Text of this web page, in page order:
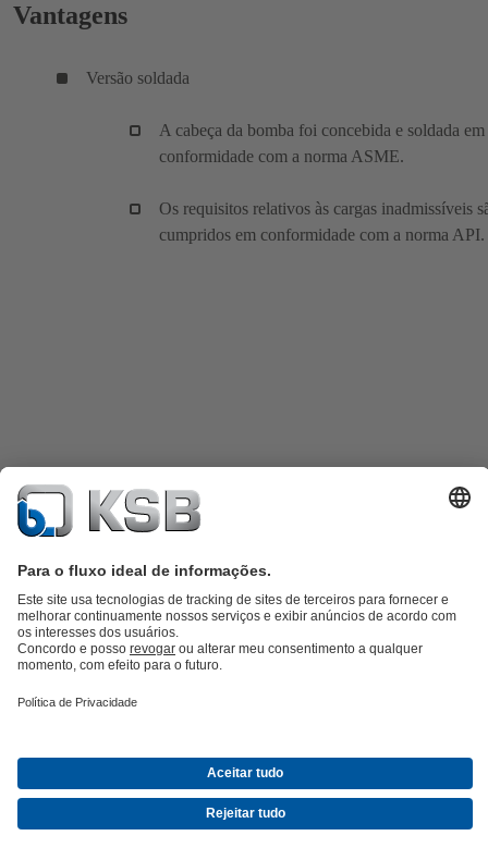
Vantagens
Versão soldada
A cabeça da bomba foi concebida e soldada em
conformidade com a norma ASME.
Os requisitos relativos às cargas inadmissíveis
cumpridos em conformidade com a norma API.
Catálogo de produtosKSB SupremeServ: peças sobressalentes
SupremeServ: assistência premium para bombas e válvulas
Águas ResiduaisAbastecimento de Água
KSB Portugal • Venha Conhecer-nos melhorEventosInformações
Técnicas e Notícias
Redes Sociais
Contactos KSB Portugal
© KSB SE & Co. KGaA